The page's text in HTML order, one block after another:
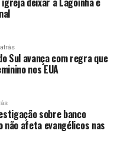
Sul avança com regra que
nos EUA
sobre banco
não afeta evangélicos nas